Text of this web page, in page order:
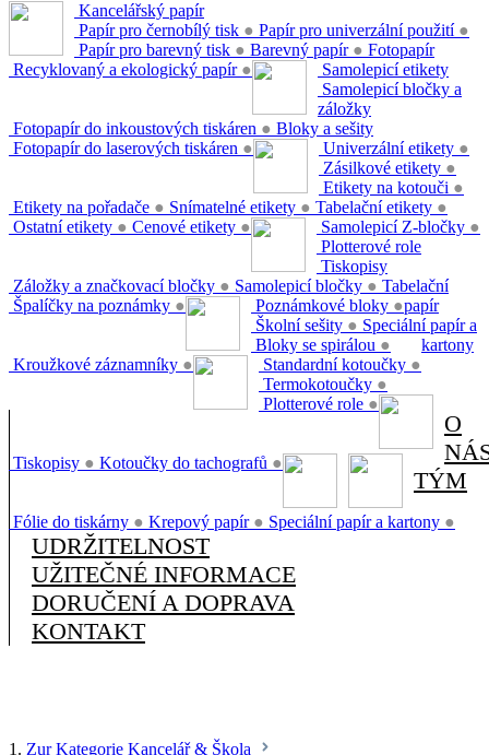
Kancelářský papír
Papír pro černobílý tisk ● Papír pro univerzální použití ●
Papír pro barevný tisk ● Barevný papír ●
Recyklovaný a ekologický papír ●
Fotopapír
Fotopapír do inkoustových tiskáren ●
Fotopapír do laserových tiskáren ●
Samolepicí etikety
Univerzální etikety ●
Zásilkové etikety ●
Etikety na kotouči ●
Etikety na pořadače ● Snímatelné etikety ● Tabelační etikety ●
Ostatní etikety ● Cenové etikety ●
Samolepicí bločky a
záložky
Samolepicí Z-bločky ●
Záložky a značkovací bločky ● Samolepicí bločky ●
Špalíčky na poznámky ●
Bloky a sešity
Poznámkové bloky ●
Školní sešity ●
Bloky se spirálou ●
Kroužkové záznamníky ●
Plotterové role
Standardní kotoučky ●
Termokotoučky ●
Plotterové role ●
Tiskopisy
Tiskopisy ● Kotoučky do tachografů ●
Tabelační
papír
Speciální papír a
kartony
Fólie do tiskárny ● Krepový papír ● Speciální papír a kartony ●
O
TÝM
UDRŽITELNOST
UŽITEČNÉ INFORMACE
DORUČENÍ A DOPRAVA
KONTAKT
1. Zur Kategorie Kancelář & Škola